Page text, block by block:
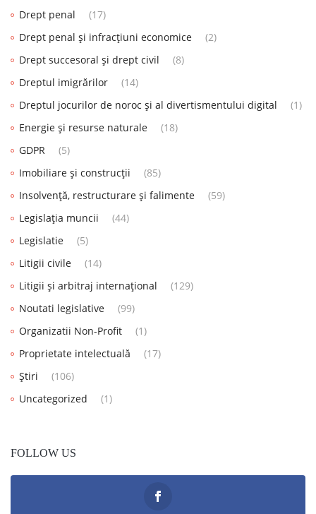
Drept penal
(17)
Drept penal și infracțiuni economice
(2)
Drept succesoral și drept civil
(8)
Dreptul imigrărilor
(14)
Dreptul jocurilor de noroc și al divertismentului digital
(1)
Energie și resurse naturale
(18)
GDPR
(5)
Imobiliare și construcții
(85)
Insolvență, restructurare și falimente
(59)
Legislația muncii
(44)
Legislatie
(5)
Litigii civile
(14)
Litigii și arbitraj internațional
(129)
Noutati legislative
(99)
Organizatii Non-Profit
(1)
Proprietate intelectuală
(17)
Știri
(106)
Uncategorized
(1)
FOLLOW US